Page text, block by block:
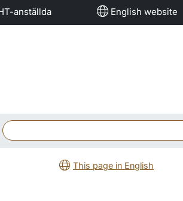
anställda English website
This page in English